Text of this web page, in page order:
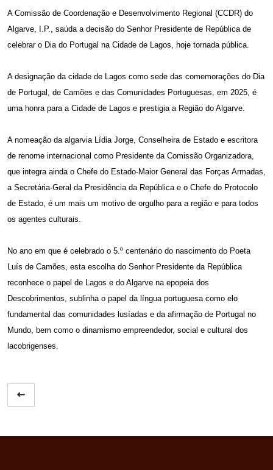
A Comissão de Coordenação e Desenvolvimento Regional (CCDR) do
Algarve, I.P., saúda a decisão do Senhor Presidente de República de
celebrar o Dia do Portugal na Cidade de Lagos, hoje tornada pública.
A designação da cidade de Lagos como sede das comemorações do Dia
de Portugal, de Camões e das Comunidades Portuguesas, em 2025, é
uma honra para a Cidade de Lagos e prestigia a Região do Algarve.
A nomeação da algarvia Lídia Jorge, Conselheira de Estado e escritora
de renome internacional como Presidente da Comissão Organizadora,
que integra ainda o Chefe do Estado-Maior General das Forças Armadas,
a Secretária-Geral da Presidência da República e o Chefe do Protocolo
de Estado, é um mais um motivo de orgulho para a região e para todos
os agentes culturais.
No ano em que é celebrado o 5.º centenário do nascimento do Poeta
Luís de Camões, esta escolha do Senhor Presidente da República
reconhece o papel de Lagos e do Algarve na epopeia dos
Descobrimentos, sublinha o papel da língua portuguesa como elo
fundamental das comunidades lusíadas e da afirmação de Portugal no
Mundo, bem como o dinamismo empreendedor, social e cultural dos
lacobrigenses.